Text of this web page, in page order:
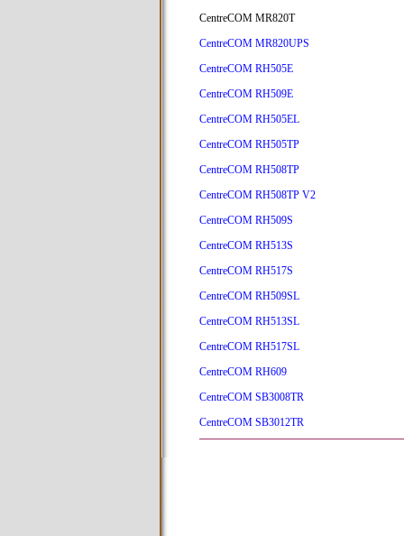
CentreCOM MR820T
CentreCOM MR820UPS
CentreCOM RH505E
CentreCOM RH509E
CentreCOM RH505EL
CentreCOM RH505TP
CentreCOM RH508TP
CentreCOM RH508TP V2
CentreCOM RH509S
CentreCOM RH513S
CentreCOM RH517S
CentreCOM RH509SL
CentreCOM RH513SL
CentreCOM RH517SL
CentreCOM RH609
CentreCOM SB3008TR
CentreCOM SB3012TR